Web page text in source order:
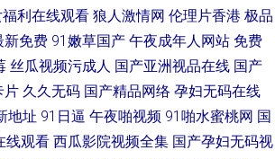
福利在线观看 狼人激情网 伦理片香港 极品
新免费 91嫩草国产 午夜成年人网站 免费
丝瓜视频污成人 国产亚洲视品在线 国产
片 久久无码 国产精品网络 孕妇无码在线
地址 91日逼 午夜啪视频 91啪水蜜桃网 国
线观看 西瓜影院视频全集 国产孕妇无码视